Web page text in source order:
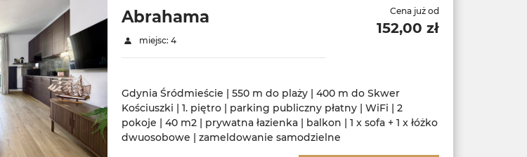
Abrahama
miejsc: 4
Cena już od
152,00 zł
Gdynia Śródmieście | 550 m do plaży | 400 m do Skwer
Kościuszki | 1. piętro | parking publiczny płatny | WiFi | 2
pokoje | 40 m2 | prywatna łazienka | balkon | 1 x sofa + 1 x łóżko
dwuosobowe | zameldowanie samodzielne